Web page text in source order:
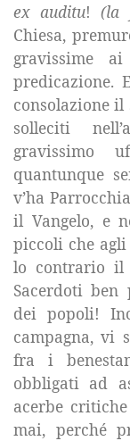
ex auditu! (la
Chiesa,
gravissime
predicazione.
consolazione il
solleciti
gravissimo
quantunque
v’ha
il Vangelo, e
piccoli che
lo contrario il
Sacerdoti ben
dei popoli!
campagna, vi
fra i
obbligati ad
acerbe
mai, perché